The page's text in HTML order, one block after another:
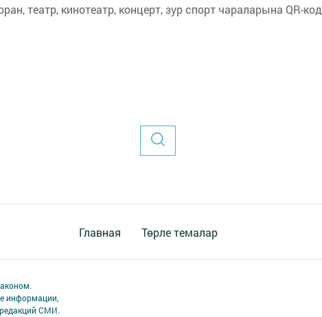
театр, кинотеатр, концерт, зур спорт чараларына QR-код
Главная Төрле темалар
информации,
СМИ.